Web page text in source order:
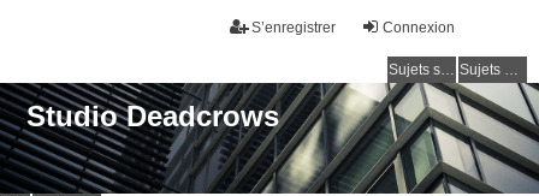
Connexion
S’enregistrer
Sujets sans réponse Sujets actifs
Studio Deadcrows